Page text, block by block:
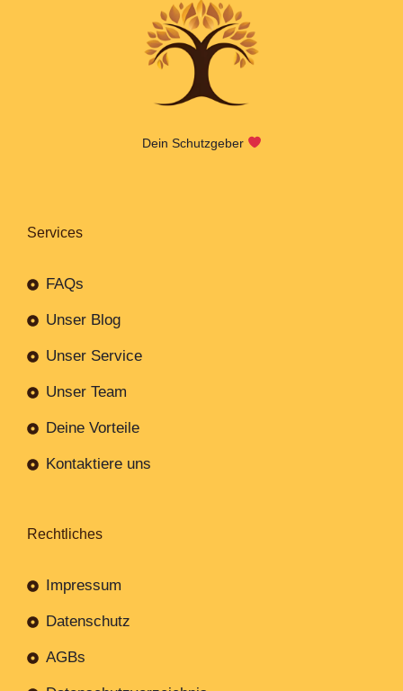
Dein Schutzgeber
Services
FAQs
Unser Blog
Unser Service
Unser Team
Deine Vorteile
Kontaktiere uns
Rechtliches
Impressum
Datenschutz
AGBs